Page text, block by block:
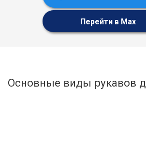
Перейти в Max
Основные виды рукавов